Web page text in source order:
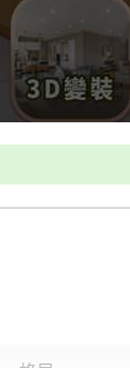
12.9 分鐘 / 842m
14.2分鐘 /958m
14.1
14.6分鐘 /987m
15分鐘 /1039m